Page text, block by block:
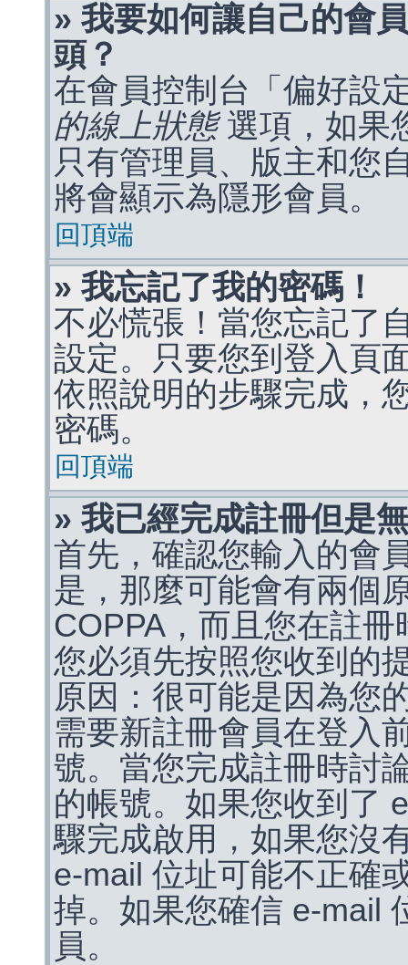
» 我要如何讓自己的會
頭？
在會員控制台「偏好設
的線上狀態選項，如果
只有管理員、版主和您
將會顯示為隱形會員。
回頂端
» 我忘記了我的密碼！
不必慌張！當您忘記了
設定。只要您到登入頁
依照說明的步驟完成，
密碼。
回頂端
» 我已經完成註冊但是
首先，確認您輸入的會
是，那麼可能會有兩個
COPPA，而且您在註
您必須先按照您收到的
原因：很可能是因為您
需要新註冊會員在登入
號。當您完成註冊時討
的帳號。如果您收到了
驟完成啟用，如果您沒
e-mail 位址可能不正確
掉。如果您確信 e-mail
員。